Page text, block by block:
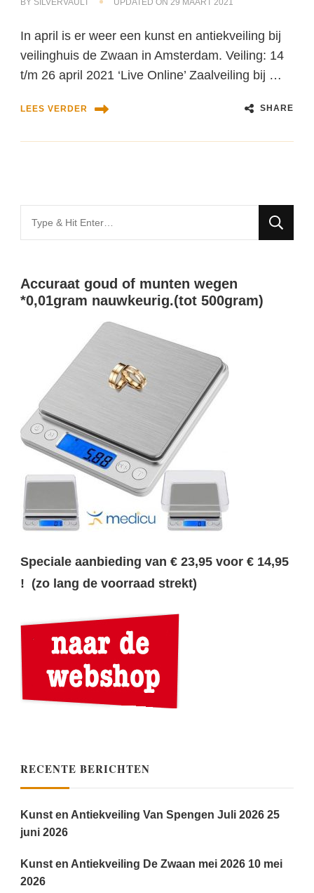
BY SILVERVAULT UPDATED ON 29 MAART 2021
In april is er weer een kunst en antiekveiling bij
veilinghuis de Zwaan in Amsterdam. Veiling: 14
t/m 26 april 2021 ‘Live Online’ Zaalveiling bij …
LEES VERDER SHARE
for
Accuraat goud of munten wegen
*0,01gram nauwkeurig.(tot 500gram)
Speciale aanbieding van € 23,95 voor € 14,95
! (zo lang de voorraad strekt)
RECENTE BERICHTEN
Kunst en Antiekveiling Van Spengen Juli 2026 25
juni 2026
Kunst en Antiekveiling De Zwaan mei 2026 10 mei
2026